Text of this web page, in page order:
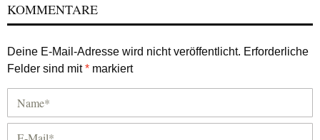
KOMMENTARE
Deine E-Mail-Adresse wird nicht veröffentlicht. Erforderliche
Felder sind mit* markiert